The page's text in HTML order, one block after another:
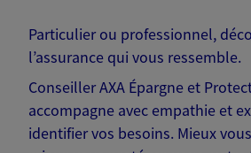
Particulier ou professionnel,
l’assurance qui vous ressemble.
Conseiller AXA Épargne et
accompagne avec empathie et
identifier vos besoins. Mieux